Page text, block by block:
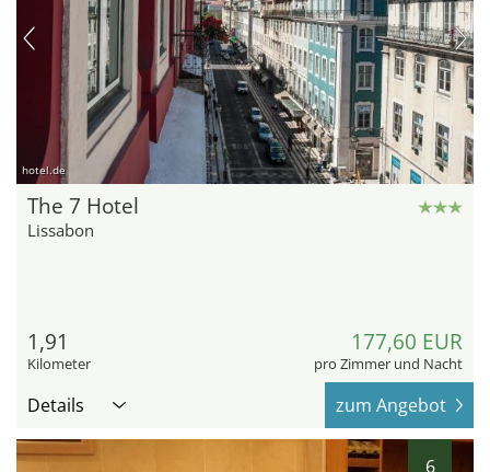
hotel.de
The 7 Hotel
Lissabon
1,91
Kilometer
177,60 EUR
pro Zimmer und Nacht
Details zum Angebot
6